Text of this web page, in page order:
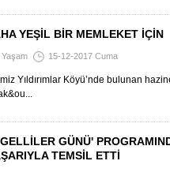
YEŞİL BİR MEMLEKET İÇİN
Yaşam 15-12-2017 Cuma
Yıldırımlar Köyü’nde bulunan
GÜNÜ'
TEMSİL ETTİ